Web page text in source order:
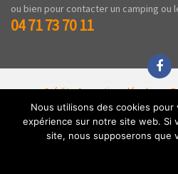
ou bien pour contacter un camping ou
04 71 73 70 11
Crédits & mentions légales
Espace
Copyright © 2020 Commune de Val
Z'.
Nous utilisons des cookies pour
expérience sur notre site web. Si
site, nous supposerons que